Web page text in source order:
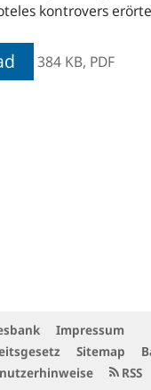
kontrovers
384 KB, PDF
Impressum
Sitemap
RSS